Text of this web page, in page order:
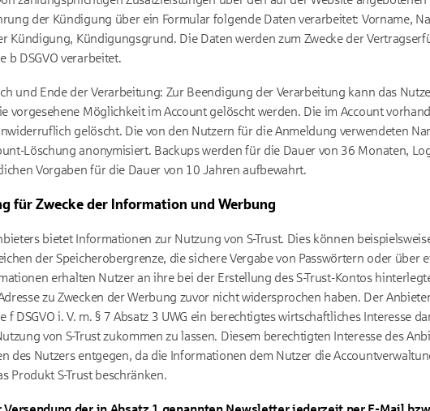
der Kündigung über ein Formular folgende Daten verarbeitet: Vorname,
Kündigung, Kündigungsgrund. Die Daten werden zum Zwecke der
b DSGVO verarbeitet.
und Ende der Verarbeitung: Zur Beendigung der Verarbeitung kann das
vorgesehene Möglichkeit im Account gelöscht werden. Die im Account
gelöscht. Die von den Nutzern für die Anmeldung verwendeten
Löschung anonymisiert. Backups werden für die Dauer von 36 Monaten,
Vorgaben für die Dauer von 10 Jahren aufbewahrt.
für Zwecke der Information und Werbung
bietet Informationen zur Nutzung von S-Trust. Dies können
der Speicherobergrenze, die sichere Vergabe von Passwörtern oder über
erhalten Nutzer an ihre bei der Erstellung des S-Trust-Kontos
zu Zwecken der Werbung zuvor nicht widersprochen haben. Der
f DSGVO i. V. m. § 7 Absatz 3 UWG ein berechtigtes wirtschaftliches Interesse
von S-Trust zukommen zu lassen. Diesem berechtigten Interesse des
des Nutzers entgegen, da die Informationen dem Nutzer die
Produkt S-Trust beschränken.